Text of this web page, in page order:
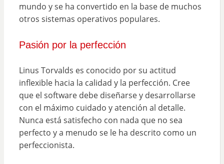
mundo y se ha convertido en la base de muchos
otros sistemas operativos populares.
Pasión por la perfección
Linus Torvalds es conocido por su actitud
inflexible hacia la calidad y la perfección. Cree
que el software debe diseñarse y desarrollarse
con el máximo cuidado y atención al detalle.
Nunca está satisfecho con nada que no sea
perfecto y a menudo se le ha descrito como un
perfeccionista.